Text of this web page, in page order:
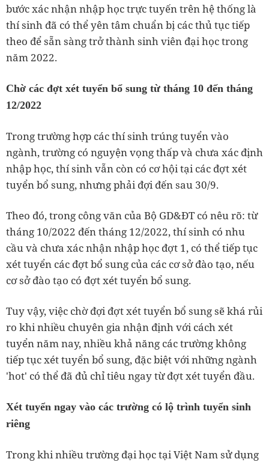
bước xác nhận nhập học trực tuyến trên hệ thống là
thí sinh đã có thể yên tâm chuẩn bị các thủ tục tiếp
theo để sẵn sàng trở thành sinh viên đại học trong
năm 2022.
Chờ các đợt xét tuyển bổ sung từ tháng 10 đến tháng
12/2022
Trong trường hợp các thí sinh trúng tuyển vào
ngành, trường có nguyện vọng thấp và chưa xác định
nhập học, thí sinh vẫn còn có cơ hội tại các đợt xét
tuyển bổ sung, nhưng phải đợi đến sau 30/9.
Theo đó, trong công văn của Bộ GD&ĐT có nêu rõ: từ
tháng 10/2022 đến tháng 12/2022, thí sinh có nhu
cầu và chưa xác nhận nhập học đợt 1, có thể tiếp tục
xét tuyển các đợt bổ sung của các cơ sở đào tạo, nếu
cơ sở đào tạo có đợt xét tuyển bổ sung.
Tuy vậy, việc chờ đợi đợt xét tuyển bổ sung sẽ khá rủi
ro khi nhiều chuyên gia nhận định với cách xét
tuyển năm nay, nhiều khả năng các trường không
tiếp tục xét tuyển bổ sung, đặc biệt với những ngành
'hot' có thể đã đủ chỉ tiêu ngay từ đợt xét tuyển đầu.
Xét tuyển ngay vào các trường có lộ trình tuyển sinh
riêng
Trong khi nhiều trường đại học tại Việt Nam sử dụng